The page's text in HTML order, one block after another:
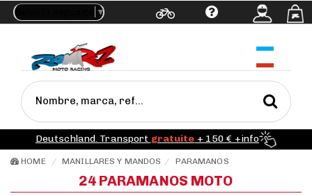
Select Language ▼
Ayuda
Deutschland. Transport gratuite + 150 € +info
HOME MANILLARES Y MANDOS PARAMANOS
24 PARAMANOS MOTO